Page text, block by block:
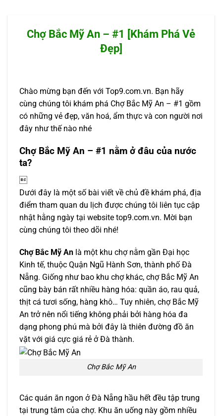
Chợ Bắc Mỹ An – #1 [Khám Phá Vẻ
Đẹp]
Chào mừng bạn đến với Top9.com.vn. Bạn hãy
cùng chúng tôi khám phá Chợ Bắc Mỹ An – #1 gồm
có những vẻ đẹp, văn hoá, ẩm thực và con người nơi
đây như thế nào nhé
Chợ Bắc Mỹ An – #1 nằm ở đâu của nước
ta?

Dưới đây là một số bài viết về chủ đề khám phá, địa
điểm tham quan du lịch được chúng tôi liên tục cập
nhật hằng ngày tại website top9.com.vn. Mời bạn
cùng chúng tôi theo dõi nhé!
Chợ Bắc Mỹ An là một khu chợ nằm gần Đại học
Kinh tế, thuộc Quận Ngũ Hành Sơn, thành phố Đà
Nẵng. Giống như bao khu chợ khác, chợ Bắc Mỹ An
cũng bày bán rất nhiều hàng hóa: quần áo, rau quả,
thịt cá tươi sống, hàng khô… Tuy nhiên, chợ Bắc Mỹ
An trở nên nổi tiếng không phải bởi hàng hóa đa
dạng phong phú mà bởi đây là thiên đường đồ ăn
vặt với giá cực giá rẻ ở Đà thành.
Chợ Bắc Mỹ An
Các quán ăn ngon ở Đà Nẵng hầu hết đều tập trung
tại trung tâm của chợ. Khu ăn uống này gồm nhiều